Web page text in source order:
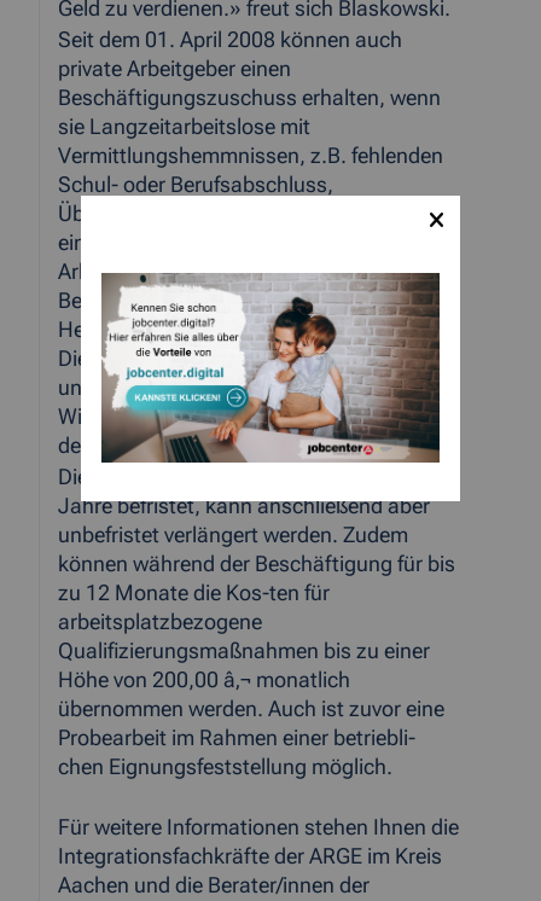
Geld zu verdienen.» freut sich Blaskowski.
Seit dem 01. April 2008 können auch
private Arbeitgeber einen
Beschäftigungszuschuss erhalten, wenn
sie Langzeitarbeitslose mit
Vermittlungshemmnissen, z.B. fehlenden
Schul- oder Berufsabschluss,
Überschuldung oder Behinderung
einstellen. «Somit können neue
Arbeitsplätze geschaffen werden, indem
Betriebe z.B. ihre Fachkräfte von einfachen
Helfer-tätigkeiten entlasten oder
Dienstleistungen anbieten, die zuvor
unrentabel erschienen.» betont Bernd
Wirtz, stellvertretender Geschäftsführer
der ARGE im Kreis Aachen.
Die JobPerspektive ist zunächst auf zwei
Jahre befristet, kann anschließend aber
unbefristet verlängert werden. Zudem
können während der Beschäftigung für bis
zu 12 Monate die Kos-ten für
arbeitsplatzbezogene
Qualifizierungsmaßnahmen bis zu einer
Höhe von 200,00 â‚¬ monatlich
übernommen werden. Auch ist zuvor eine
Probearbeit im Rahmen einer betriebli-
chen Eignungsfeststellung möglich.
Für weitere Informationen stehen Ihnen die
Integrationsfachkräfte der ARGE im Kreis
Aachen und die Berater/innen der